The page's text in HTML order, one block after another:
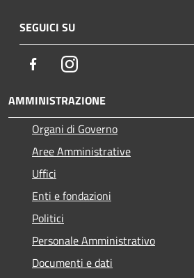
SEGUICI SU
FacebookInstagram
AMMINISTRAZIONE
Organi di Governo
Aree Amministrative
Uffici
Enti e fondazioni
Politici
Personale Amministrativo
Documenti e dati